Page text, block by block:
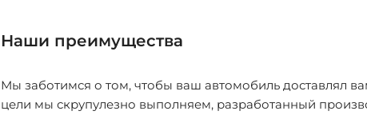
Наши преимущества
Мы заботимся о том, чтобы ваш автомобиль доставлял
цели мы скрупулезно выполняем, разработанный